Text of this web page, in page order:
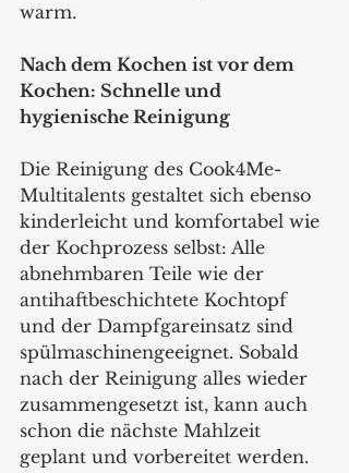
warm.
Nach dem Kochen ist vor dem
Kochen: Schnelle und
hygienische Reinigung
Die Reinigung des Cook4Me-
Multitalents gestaltet sich ebenso
kinderleicht und komfortabel wie
der Kochprozess selbst: Alle
abnehmbaren Teile wie der
antihaftbeschichtete Kochtopf
und der Dampfgareinsatz sind
spülmaschinengeeignet. Sobald
nach der Reinigung alles wieder
zusammengesetzt ist, kann auch
schon die nächste Mahlzeit
geplant und vorbereitet werden.